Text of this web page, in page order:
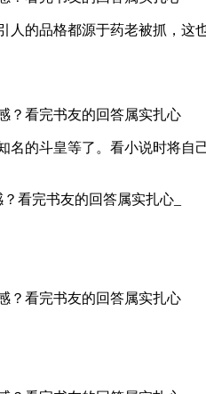
的品格都源于药老被抓，这
的斗皇等了。看小说时将自